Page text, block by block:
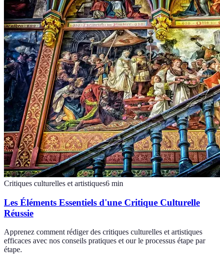
Critiques culturelles et artistiques6 min
Les Éléments Essentiels d'une Critique Culturelle
Réussie
Apprenez comment rédiger des critiques culturelles et artistiques
efficaces avec nos conseils pratiques et our le processus étape par
étape.